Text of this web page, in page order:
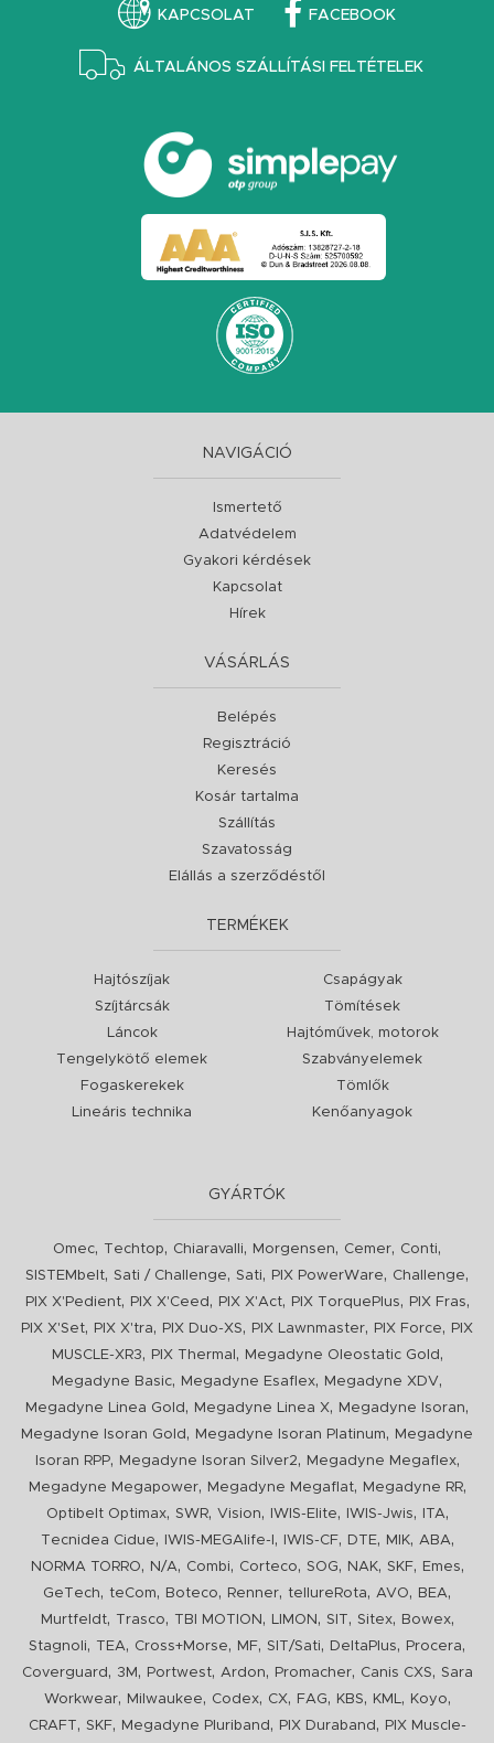
KAPCSOLAT FACEBOOK
ÁLTALÁNOS SZÁLLÍTÁSI FELTÉTELEK
NAVIGÁCIÓ
Ismertető
Adatvédelem
Gyakori kérdések
Kapcsolat
Hírek
VÁSÁRLÁS
Belépés
Regisztráció
Keresés
Kosár tartalma
Szállítás
Szavatosság
Elállás a szerződéstől
TERMÉKEK
Hajtószíjak
Szíjtárcsák
Láncok
Tengelykötő elemek
Fogaskerekek
Lineáris technika
Csapágyak
Tömítések
Hajtóművek, motorok
Szabványelemek
Tömlők
Kenőanyagok
GYÁRTÓK
Omec, Techtop, Chiaravalli, Morgensen, Cemer, Conti,
SISTEMbelt, Sati / Challenge, Sati, PIX PowerWare, Challenge,
PIX X'Pedient, PIX X'Ceed , PIX X'Act, PIX TorquePlus, PIX Fras,
PIX X'Set, PIX X'tra, PIX Duo-XS, PIX Lawnmaster, PIX Force,
PIX
MUSCLE-XR3, PIX Thermal , Megadyne Oleostatic Gold ,
Megadyne Basic, Megadyne Esaflex, Megadyne XDV,
Megadyne Linea Gold , Megadyne Linea X, Megadyne Isoran,
Megadyne Isoran Gold , Megadyne Isoran Platinum,
Megadyne
Isoran RPP, Megadyne Isoran Silver2, Megadyne Megaflex,
Megadyne Megapower, Megadyne Megaflat, Megadyne RR,
Optibelt Optimax, SWR, Vision, IWIS-Elite, IWIS-Jwis, ITA,
Tecnidea Cidue, IWIS-MEGAlife-I , IWIS-CF, DTE, MIK, ABA,
NORMA TORRO, N/A, Combi, Corteco, SOG, NAK, SKF, Emes,
GeTech, teCom, Boteco, Renner, tellureRota, AVO, BEA,
Murtfeldt, Trasco, TBI MOTION , LIMON , SIT, Sitex, Bowex,
Stagnoli, TEA, Cross+Morse, MF, SIT/Sati, DeltaPlus, Procera,
Coverguard , 3M , Portwest, Ardon, Promacher, Canis CXS, Sara
Workwear, Milwaukee, Codex, CX, FAG, KBS, KML, Koyo,
CRAFT, SKF, Megadyne Pluriband , PIX Duraband , PIX Muscle-